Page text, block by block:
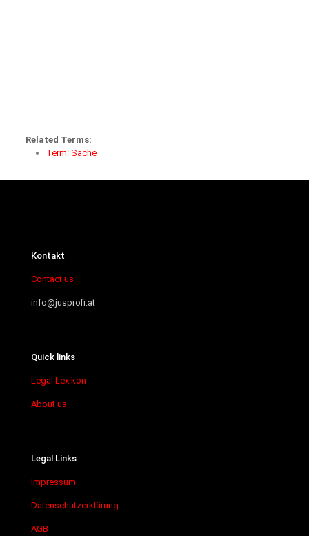
Related Terms:
Term: Sache
Kontakt
Contact us
info@jusprofi.at
Quick links
Legal Lexikon
About us
Legal Links
Impressum
Datenschutzerklärung
AGB